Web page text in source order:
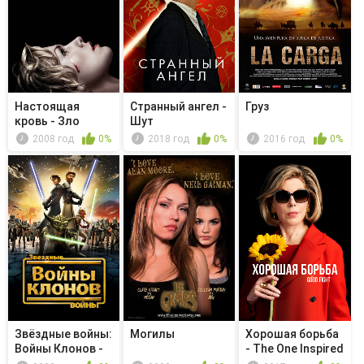
Настоящая
кровь - Зло
продолжает
2008 год 0%
Странный ангел -
Шут
2018 год 0%
Груз
2016 год 0%
Звёздные войны:
Войны Клонов -
Могилы
Хорошая борьба
- The One Inspired